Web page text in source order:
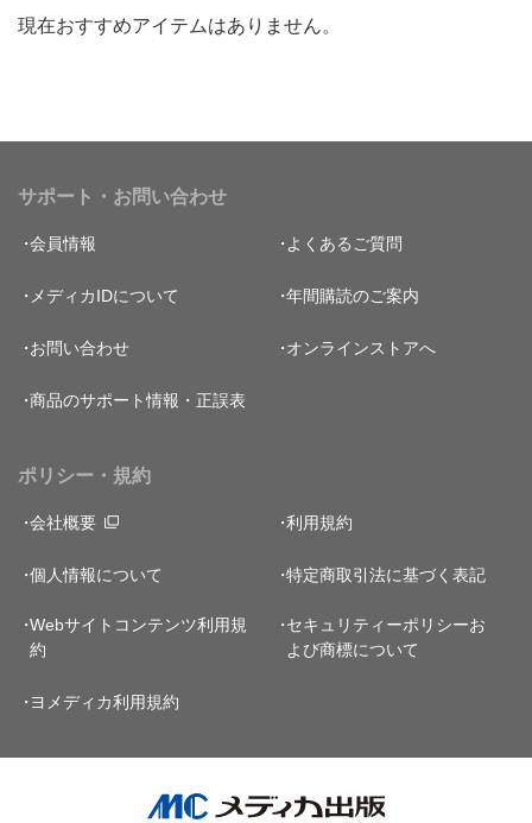
現在おすすめアイテムはありません。
サポート・お問い合わせ
会員情報 よくあるご質問
メディカIDについて 年間購読のご案内
お問い合わせ オンラインストアへ
商品のサポート情報・正誤表
ポリシー・規約
会社概要 利用規約
個人情報について 特定商取引法に基づく表記
Webサイトコンテンツ利用規
約
セキュリティーポリシーお
よび商標について
ヨメディカ利用規約